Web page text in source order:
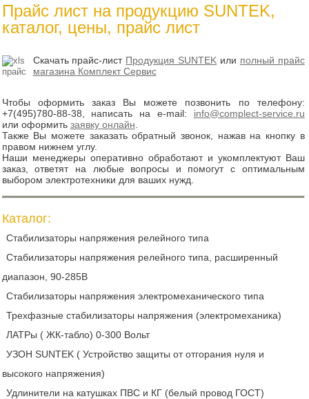
Прайс лист на продукцию SUNTEK,
каталог, цены, прайс лист
Скачать прайс-лист Продукция SUNTEK или полный прайс
магазина Комплект Сервис
Чтобы оформить заказ Вы можете позвонить по телефону:
+7(495)780-88-38, написать на e-mail: info@complect-service.ru
или оформить заявку онлайн.
Также Вы можете заказать обратный звонок, нажав на кнопку в
правом нижнем углу.
Наши менеджеры оперативно обработают и укомплектуют Ваш
заказ, ответят на любые вопросы и помогут с оптимальным
выбором электротехники для ваших нужд.
Каталог:
Стабилизаторы напряжения релейного типа
Стабилизаторы напряжения релейного типа, расширенный
диапазон, 90-285В
Стабилизаторы напряжения электромеханического типа
Трехфазные стабилизаторы напряжения (электромеханика)
ЛАТРы ( ЖК-табло) 0-300 Вольт
УЗОН SUNTEK ( Устройство защиты от отгорания нуля и
высокого напряжения)
Удлинители на катушках ПВС и КГ (белый провод ГОСТ)